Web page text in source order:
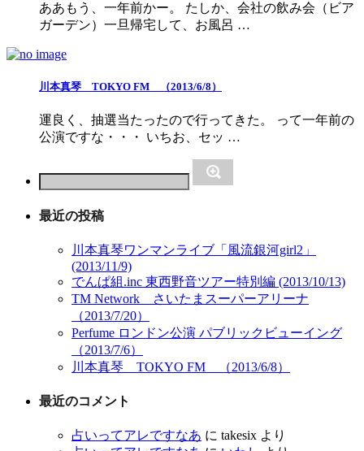
ああもう、一年前かー。 たしか、会社の飲み会（ビア
ガーデン）一旦帰宅して、お風呂 …
川本真琴 TOKYO FM （2013/6/8）
運良く、抽選当たったので行ってきた。 って一年前の
公演ですな・・・ いちお、セッ …
最近の投稿
川本真琴ワンマンライブ「風流銀河girl2」
(2013/11/9)
でんぱ組.inc 東西野音ツアー特別編 (2013/10/13)
TM Network さいたまスーパーアリーナ
（2013/7/20）
Perfume ロンドン公演 パブリックビューイング
（2013/7/6）
川本真琴 TOKYO FM （2013/6/8）
最近のコメント
占いってアレですなあ に takesix より